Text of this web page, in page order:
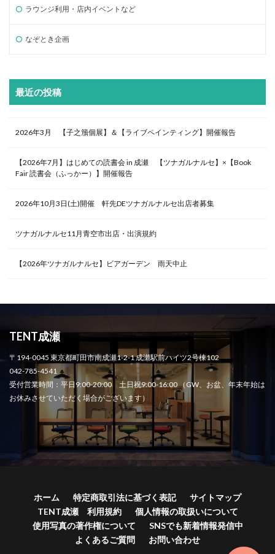
ラウンジ利用・店内イベントなど
なぞとき企画
最近の投稿
2026年3月 【子之籏個展】＆【ライブペインティング】開催報告
【2026年7月】はじめての読書会 in 成瀬 【ツナガルナルセ】×【Book
Fair 読書会（ふっかー）】開催報告
2026年10月3日(土)開催 軒先DEツナガルナルセ出店者募集
ツナガルナルセ11月青空市出店・出演規約
【2026年ツナガルナルセ】ビアガーデン 雨天中止
TENT成瀬
〒194-0045 東京都町田市南成瀬1-2-1 成瀬駅前ハイツ2号棟102
042-785-4541
受付営業時間：平日9:00-20:00 土日祝9:00-16:00 （GW、お盆、年末年始は
お休みさせていただく場合がございます）
ホーム 特定商取引法に基づく表記
サイトマップ
TENT成瀬 利用規約
個人情報の取扱いについて
使用写真の著作権について
SNSでも新着情報発信中
よくあるご質問
お問い合わせ